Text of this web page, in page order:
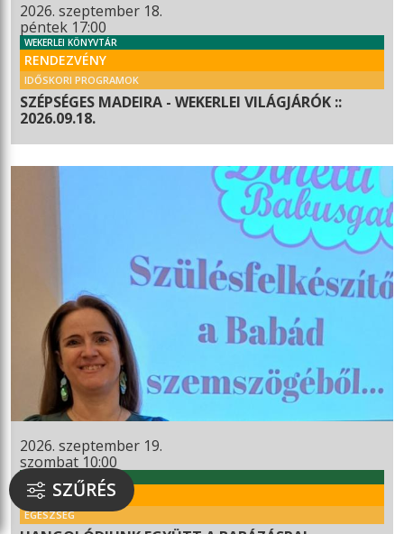
2026. szeptember 18.
péntek 17:00
WEKERLEI KÖNYVTÁR
RENDEZVÉNY
IDŐSKORI PROGRAMOK
SZÉPSÉGES MADEIRA - WEKERLEI VILÁGJÁRÓK ::
2026.09.18.
2026. szeptember 19.
szombat 10:00
WEKERLEI KULTÚRHÁZ
RENDEZVÉNY
EGÉSZSÉG
SZŰRÉS